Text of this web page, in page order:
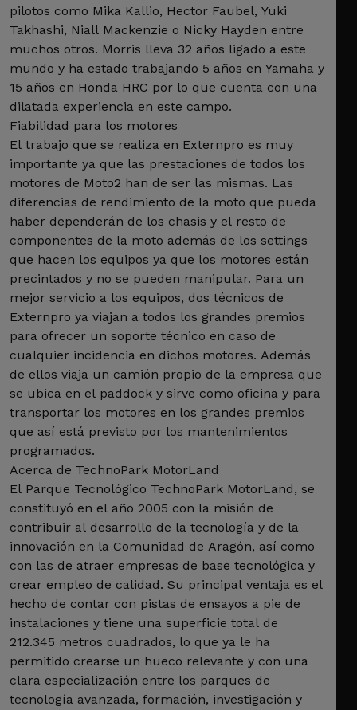
pilotos como Mika Kallio, Hector Faubel, Yuki
Takhashi, Niall Mackenzie o Nicky Hayden entre
muchos otros. Morris lleva 32 años ligado a este
mundo y ha estado trabajando 5 años en Yamaha y
15 años en Honda HRC por lo que cuenta con una
dilatada experiencia en este campo.
Fiabilidad para los motores
El trabajo que se realiza en Externpro es muy
importante ya que las prestaciones de todos los
motores de Moto2 han de ser las mismas. Las
diferencias de rendimiento de la moto que pueda
haber dependerán de los chasis y el resto de
componentes de la moto además de los settings
que hacen los equipos ya que los motores están
precintados y no se pueden manipular. Para un
mejor servicio a los equipos, dos técnicos de
Externpro ya viajan a todos los grandes premios
para ofrecer un soporte técnico en caso de
cualquier incidencia en dichos motores. Además
de ellos viaja un camión propio de la empresa que
se ubica en el paddock y sirve como oficina y para
transportar los motores en los grandes premios
que así está previsto por los mantenimientos
programados.
Acerca de TechnoPark MotorLand
El Parque Tecnológico TechnoPark MotorLand, se
constituyó en el año 2005 con la misión de
contribuir al desarrollo de la tecnología y de la
innovación en la Comunidad de Aragón, así como
con las de atraer empresas de base tecnológica y
crear empleo de calidad. Su principal ventaja es el
hecho de contar con pistas de ensayos a pie de
instalaciones y tiene una superficie total de
212.345 metros cuadrados, lo que ya le ha
permitido crearse un hueco relevante y con una
clara especialización entre los parques de
tecnología avanzada, formación, investigación y